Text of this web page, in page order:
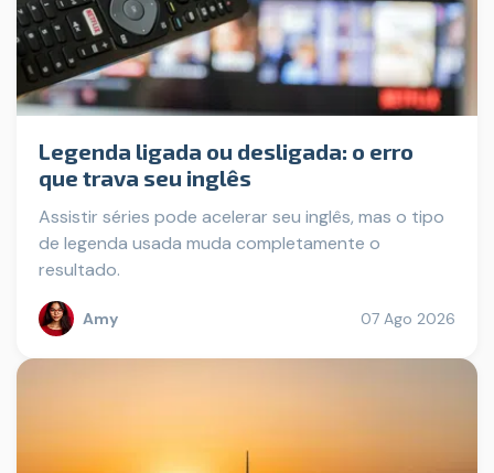
Legenda ligada ou desligada: o erro
que trava seu inglês
Assistir séries pode acelerar seu inglês, mas o tipo
de legenda usada muda completamente o
resultado.
Amy 07 Ago 2026